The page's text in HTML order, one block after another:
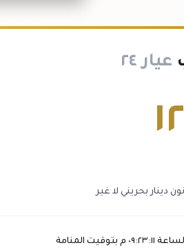
عيار ٢٤
١٢
دينار بحريني لا غير
:١١ م بتوقيت المنامة